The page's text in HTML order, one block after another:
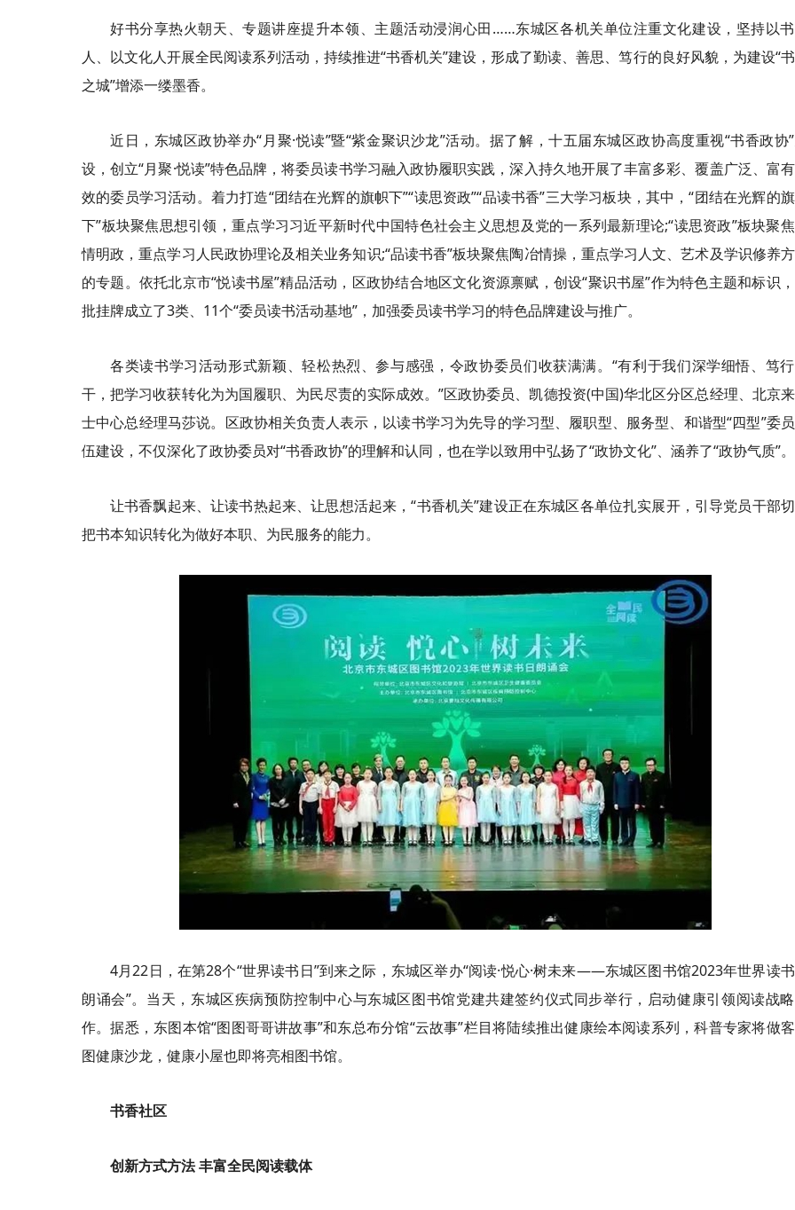
好书分享热火朝天、专题讲座提升本领、主题活动浸润心田……东城区各机关单位注重文化建设，坚持以
人、以文化人开展全民阅读系列活动，持续推进“书香机关”建设，形成了勤读、善思、笃行的良好风貌，为建设“
之城”增添一缕墨香。
近日，东城区政协举办“月聚·悦读”暨“紫金聚识沙龙”活动。据了解，十五届东城区政协高度重视“书香政协
设，创立“月聚·悦读”特色品牌，将委员读书学习融入政协履职实践，深入持久地开展了丰富多彩、覆盖广泛、富
效的委员学习活动。着力打造“团结在光辉的旗帜下”“读思资政”“品读书香”三大学习板块，其中，“团结在光辉的
下”板块聚焦思想引领，重点学习习近平新时代中国特色社会主义思想及党的一系列最新理论;“读思资政”板块聚
情明政，重点学习人民政协理论及相关业务知识;“品读书香”板块聚焦陶冶情操，重点学习人文、艺术及学识修养
的专题。依托北京市“悦读书屋”精品活动，区政协结合地区文化资源禀赋，创设“聚识书屋”作为特色主题和标识
批挂牌成立了3类、11个“委员读书活动基地”，加强委员读书学习的特色品牌建设与推广。
各类读书学习活动形式新颖、轻松热烈、参与感强，令政协委员们收获满满。“有利于我们深学细悟、笃
干，把学习收获转化为为国履职、为民尽责的实际成效。”区政协委员、凯德投资(中国)华北区分区总经理、北京
士中心总经理马莎说。区政协相关负责人表示，以读书学习为先导的学习型、履职型、服务型、和谐型“四型”委
伍建设，不仅深化了政协委员对“书香政协”的理解和认同，也在学以致用中弘扬了“政协文化”、涵养了“政协气质”。
让书香飘起来、让读书热起来、让思想活起来，“书香机关”建设正在东城区各单位扎实展开，引导党员干部
把书本知识转化为做好本职、为民服务的能力。
4月22日，在第28个“世界读书日”到来之际，东城区举办“阅读·悦心·树未来——东城区图书馆2023年世界读
朗诵会”。当天，东城区疾病预防控制中心与东城区图书馆党建共建签约仪式同步举行，启动健康引领阅读战
作。据悉，东图本馆“图图哥哥讲故事”和东总布分馆“云故事”栏目将陆续推出健康绘本阅读系列，科普专家将做
图健康沙龙，健康小屋也即将亮相图书馆。
书香社区
创新方式方法 丰富全民阅读载体